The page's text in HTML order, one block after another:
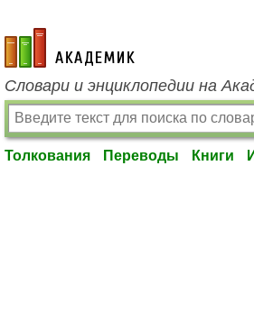
academic.ru
Словари и энциклопедии на
Толкования Переводы Книги